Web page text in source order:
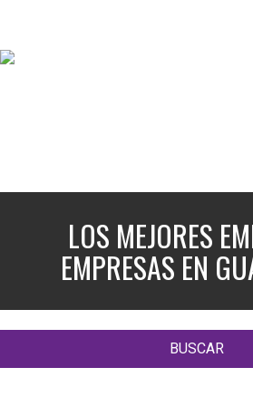
LOS MEJORES
EMPRESAS EN
BUSCAR